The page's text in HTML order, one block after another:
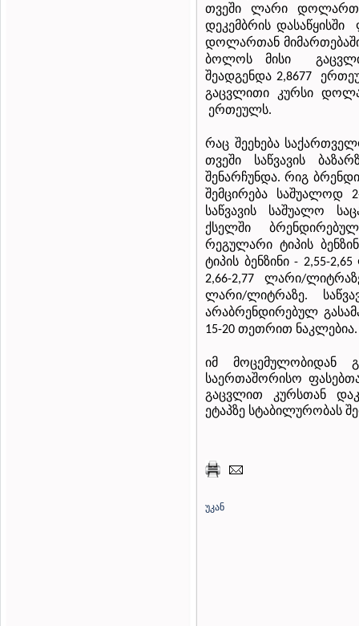
თვეში
ლარი
დეკემბრის დასაწყისში
დოლართან
ბოლოს
მისი
შეადგენდა 2,8677
გაცვლითი
კურსი
ერთეულს.
რაც შეეხება
თვეში
საწვავის
შენარჩუნდა.რიგ
შემცირება
საშუალოდ
საწვავის საშუალო
ქსელში
ბრენდირებულ
რეგულარი ტიპის
ტიპის ბენზინი- 2,55-2,65
2,66-2,77 ლარი/
ლარი/ლიტრაზე.
არაბრენდირებულ
15-20 თეთრით ნაკლებია.
იმ მოცემულობიდან
საერთაშორისო
გაცვლით კურსთან
ეტაპზე სტაბილურობას
უკან